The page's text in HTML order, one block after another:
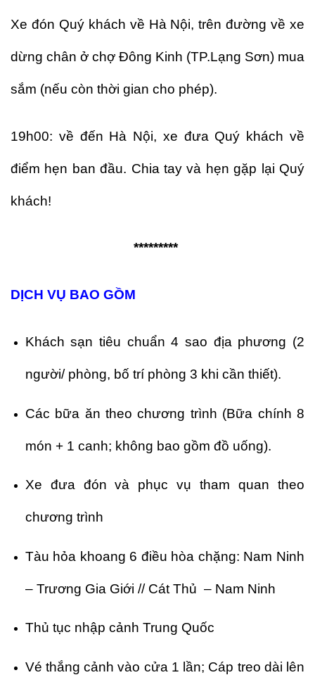
Xe đón Quý khách về Hà Nội, trên đường về xe
dừng chân ở chợ Đông Kinh (TP.Lạng Sơn) mua
sắm (nếu còn thời gian cho phép).
19h00: về đến Hà Nội, xe đưa Quý khách về
điểm hẹn ban đầu. Chia tay và hẹn gặp lại Quý
khách!
*********
DỊCH VỤ BAO GỒM
Khách sạn tiêu chuẩn 4 sao địa phương (2
người/ phòng, bố trí phòng 3 khi cần thiết).
Các bữa ăn theo chương trình (Bữa chính 8
món + 1 canh; không bao gồm đồ uống).
Xe đưa đón và phục vụ tham quan theo
chương trình
Tàu hỏa khoang 6 điều hòa chặng: Nam Ninh
– Trương Gia Giới // Cát Thủ – Nam Ninh
Thủ tục nhập cảnh Trung Quốc
Vé thắng cảnh vào cửa 1 lần; Cáp treo dài lên